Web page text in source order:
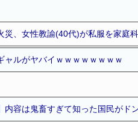
災、女性教諭(40代)が私服を家
ャルがヤバイｗｗｗｗｗｗｗｗ
内容は鬼畜すぎて知った国民が